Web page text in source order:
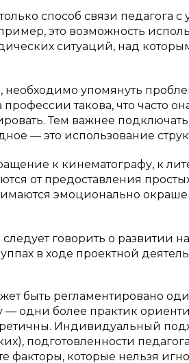
способ связи педагога
это возможность
ситуаций, над
необходимо упомянуть
такова, что часто
Тем важнее
— это использование
к кинематографу, к
от предоставления
эмоционально
говорить о развитии
в ходе проектной
быть регламентировано
одни более практик
Индивидуальный
подготовленности
факторы, которые нельзя